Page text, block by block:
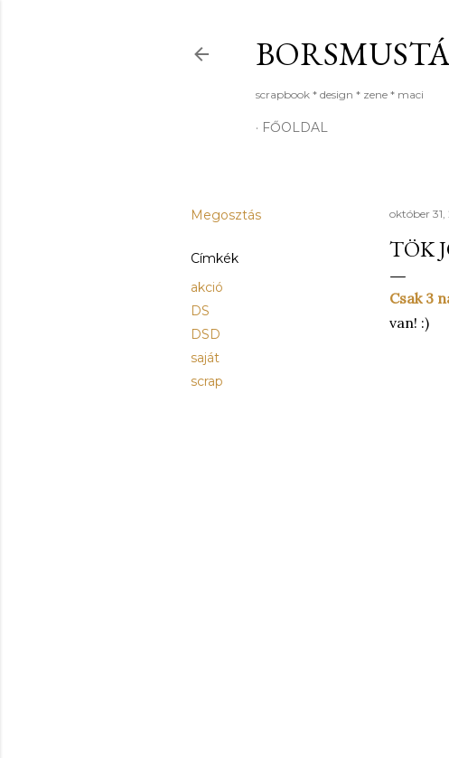
scrapbook * design * zene * maci
FŐOLDAL
Megosztás
Címkék
akció
DS
DSD
saját
scrap
október 31,
TÖK
Csak 3
van! :)